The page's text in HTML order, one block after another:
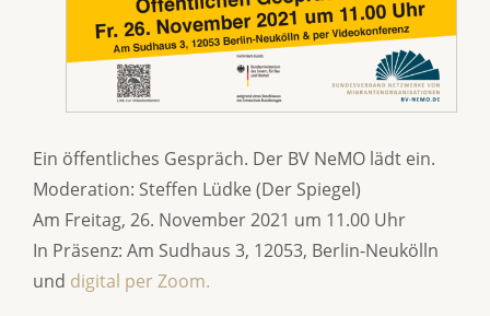
Ein öffentliches Gespräch. Der BV NeMO lädt ein.
Moderation: Steffen Lüdke (Der Spiegel)
Am Freitag, 26. November 2021 um 11.00 Uhr
In Präsenz: Am Sudhaus 3, 12053, Berlin-Neukölln
und digital per Zoom.